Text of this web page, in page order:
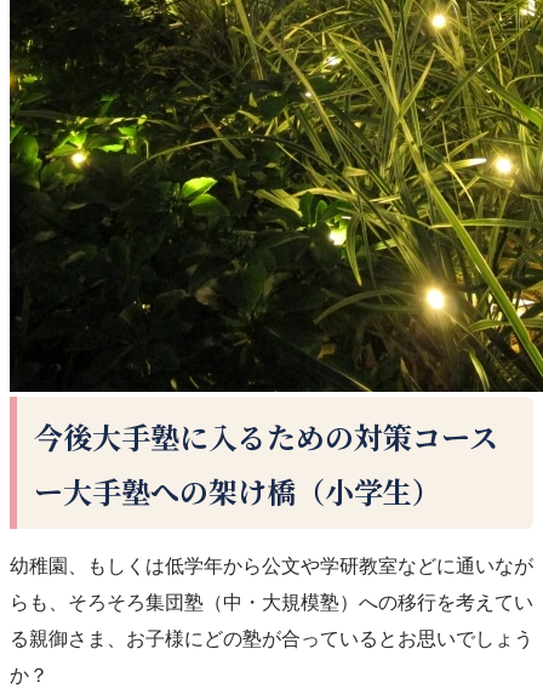
今後大手塾に入るための対策コース
ー大手塾への架け橋（小学生）
幼稚園、もしくは低学年から公文や学研教室などに通いなが
らも、そろそろ集団塾（中・大規模塾）への移行を考えてい
る親御さま、お子様にどの塾が合っているとお思いでしょう
か？